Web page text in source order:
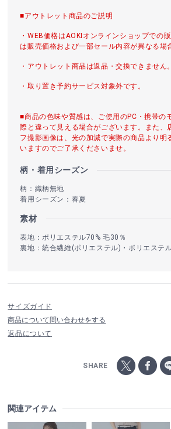
■アウトレット商品のご説明
・WEB価格はAOKIオンラインショップでの
は販売価格および一部セール内容が異なる場
・アウトレット商品は返品・交換できません。
・取り置き予約サービス対象外です。
■商品の色味や質感は、ご使用のPC・携帯の
際と違って見える場合がございます。また、
フ撮影画像は、光の加減で実際の商品より明
いますのでご了承くださいませ。
柄・着用シーズン
柄：織柄無地
着用シーズン：春夏
素材
表地：ポリエステル70% 毛30％
裏地：統合繊維(ポリエステル)・ポリエステ
サイズガイド
商品について問い合わせをする
返品について
SHARE
関連アイテム